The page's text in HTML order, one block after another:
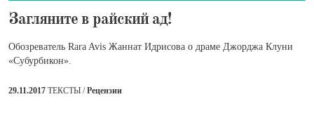
​Загляните в райский ад!
Обозреватель Rara Avis Жаннат Идрисова о драме Джорджа Клуни
«Субурбикон».
29.11.2017 ТЕКСТЫ /Рецензии